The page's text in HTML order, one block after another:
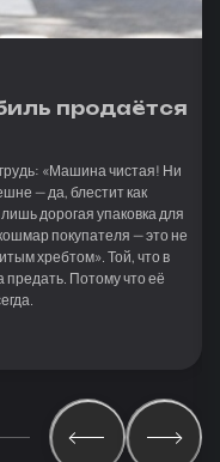
продаётся
«Машина чистая! Ни
— да, блестит как
дорогая упаковка для
покупателя — это не
хребтом». Той, что в
предать. Потому что её